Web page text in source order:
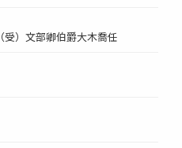
）文部卿伯爵大木喬任